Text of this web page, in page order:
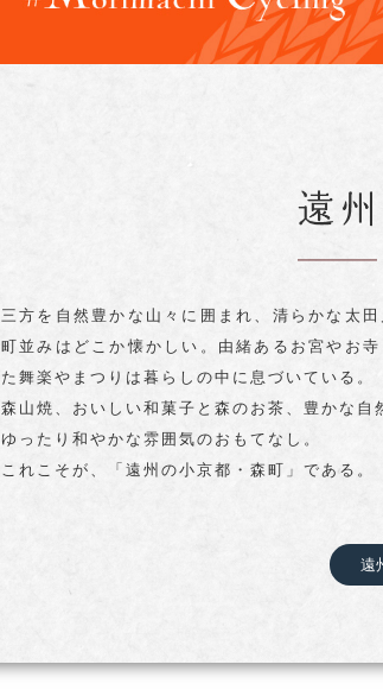
三方を自然豊かな山々に囲まれ、清らかな太
町並みはどこか懐かしい。由緒あるお宮やお
た舞楽やまつりは暮らしの中に息づいている。
森山焼、おいしい和菓子と森のお茶、豊かな自
ゆったり和やかな雰囲気のおもてなし。
これこそが、「遠州の小京都・森町」である。
遠